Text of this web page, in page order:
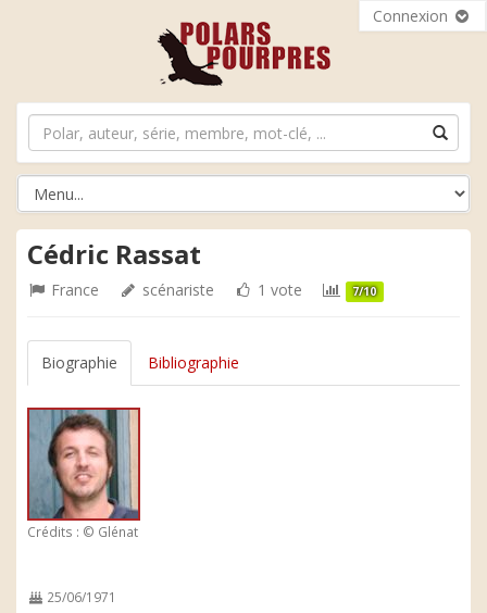
Connexion
Cédric Rassat
France scénariste 1 vote 7/10
Biographie Bibliographie
Crédits : © Glénat
25/06/1971